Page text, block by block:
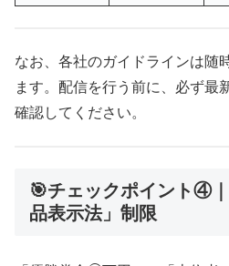
なお、各社のガイドラインは随
ます。配信を行う前に、必ず最
確認してください。
🎯チェックポイント④
品表示法」制限